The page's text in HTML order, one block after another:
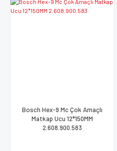
Bosch Hex-9 Mc Çok Amaçlı
Matkap Ucu 12*150MM
2.608.900.583